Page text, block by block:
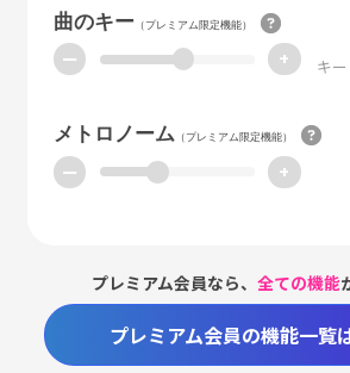
曲のキー（プレミアム限定機能）
ー + キー
メトロノーム（プレミアム限定機能）
ー +
プレミアム会員なら、全ての機能
プレミアム会員の機能一覧